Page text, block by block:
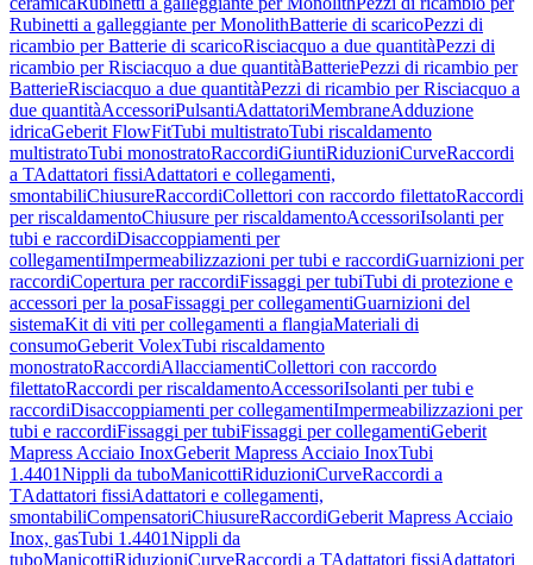
Rubinetti a galleggiante per MonolithBatterie di scaricoPezzi di
ricambio per Batterie di scaricoRisciacquo a due quantitàPezzi di
ricambio per Risciacquo a due quantitàBatteriePezzi di ricambio per
BatterieRisciacquo a due quantitàPezzi di ricambio per Risciacquo a
due quantitàAccessoriPulsantiAdattatoriMembraneAdduzione
idricaGeberit FlowFitTubi multistratoTubi riscaldamento
multistratoTubi monostratoRaccordiGiuntiRiduzioniCurveRaccordi
a TAdattatori fissiAdattatori e collegamenti,
smontabiliChiusureRaccordiCollettori con raccordo filettatoRaccordi
per riscaldamentoChiusure per riscaldamentoAccessoriIsolanti per
tubi e raccordiDisaccoppiamenti per
collegamentiImpermeabilizzazioni per tubi e raccordiGuarnizioni per
raccordiCopertura per raccordiFissaggi per tubiTubi di protezione e
accessori per la posaFissaggi per collegamentiGuarnizioni del
sistemaKit di viti per collegamenti a flangiaMateriali di
consumoGeberit VolexTubi riscaldamento
monostratoRaccordiAllacciamentiCollettori con raccordo
filettatoRaccordi per riscaldamentoAccessoriIsolanti per tubi e
raccordiDisaccoppiamenti per collegamentiImpermeabilizzazioni per
tubi e raccordiFissaggi per tubiFissaggi per collegamentiGeberit
Mapress Acciaio InoxGeberit Mapress Acciaio InoxTubi
1.4401Nippli da tuboManicottiRiduzioniCurveRaccordi a
TAdattatori fissiAdattatori e collegamenti,
smontabiliCompensatoriChiusureRaccordiGeberit Mapress Acciaio
Inox, gasTubi 1.4401Nippli da
tuboManicottiRiduzioniCurveRaccordi a TAdattatori fissiAdattatori